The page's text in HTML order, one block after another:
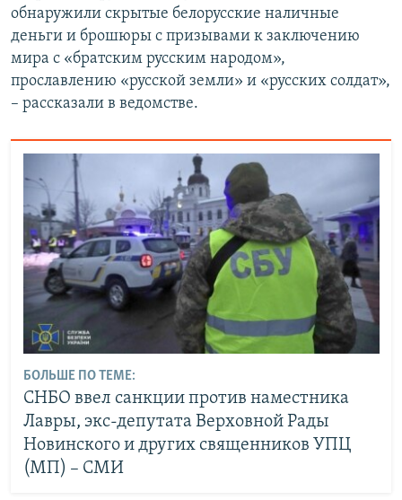
обнаружили скрытые белорусские наличные
деньги и брошюры с призывами к заключению
мира с «братским русским народом»,
прославлению «русской земли» и «русских солдат»,
– рассказали в ведомстве.
БОЛЬШЕ ПО ТЕМЕ:
СНБО ввел санкции против наместника
Лавры, экс-депутата Верховной Рады
Новинского и других священников УПЦ
(МП) – СМИ